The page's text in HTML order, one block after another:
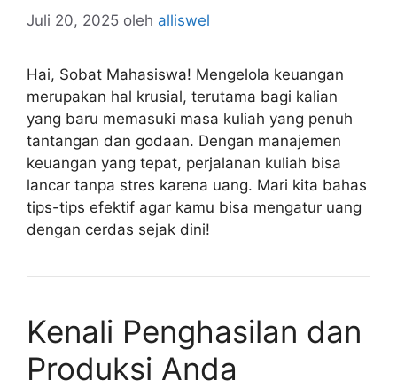
Juli 20, 2025 oleh alliswel
Hai, Sobat Mahasiswa! Mengelola keuangan
merupakan hal krusial, terutama bagi kalian
yang baru memasuki masa kuliah yang penuh
tantangan dan godaan. Dengan manajemen
keuangan yang tepat, perjalanan kuliah bisa
lancar tanpa stres karena uang. Mari kita bahas
tips-tips efektif agar kamu bisa mengatur uang
dengan cerdas sejak dini!
Kenali Penghasilan dan
Produksi Anda